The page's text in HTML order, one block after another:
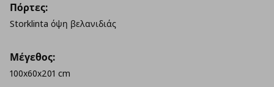
Πόρτες:
Storklinta όψη βελανιδιάς
Μέγεθος:
100x60x201 cm